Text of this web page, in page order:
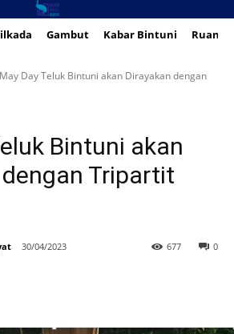
Gambut Kabar Bintuni Ruang
May Day Teluk Bintuni akan Dirayakan dengan
Bintuni akan
Tripartit
30/04/2023 0
677